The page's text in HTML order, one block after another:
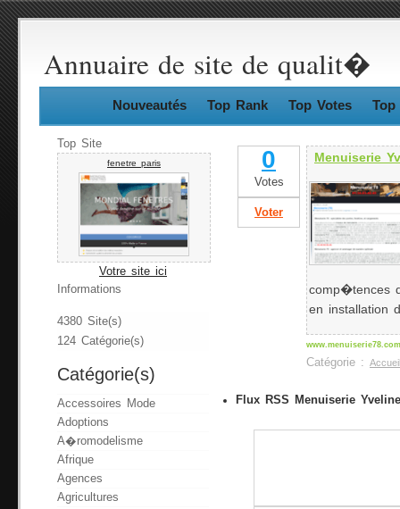
Annuaire de site de qualit�
Nouveautés Top Rank Top Votes Top
Top Site
fenetre paris
Votre site ici
Informations
4380 Site(s)
124 Catégorie(s)
Catégorie(s)
Accessoires Mode
Adoptions
A�romodelisme
Afrique
Agences
Agricultures
0
Votes
Voter
Menuiserie
comp�tences
en installation
www.menuiserie78.com
Catégorie : Accueil
Flux RSS Menuiserie